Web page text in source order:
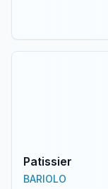
Patissier
BARIOLO